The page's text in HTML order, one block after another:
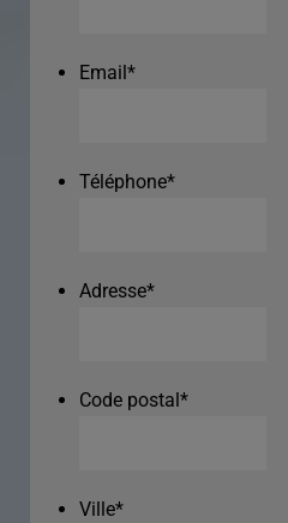
Email*
Téléphone*
Adresse*
Code postal*
Ville*